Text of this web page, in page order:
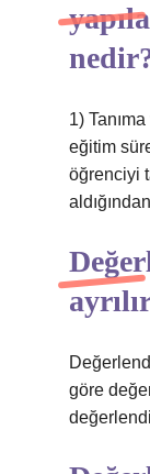
1)
eğitim
öğrenciyi
göre